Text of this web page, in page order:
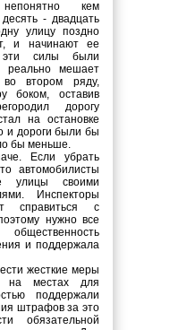
кем
- двадцать
улицу поздно
и начинают ее
силы были
реально мешает
втором ряду,
боком, оставив
дорогу
на остановке
и дороги были бы
бы меньше.
Если убрать
автомобилисты
улицы своими
Инспекторы
справиться с
нужно все
и поддержала
жесткие меры
на местах для
поддержали
штрафов за это
обязательной